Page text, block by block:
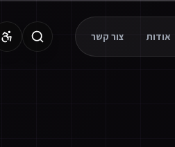
אודות צור קשר